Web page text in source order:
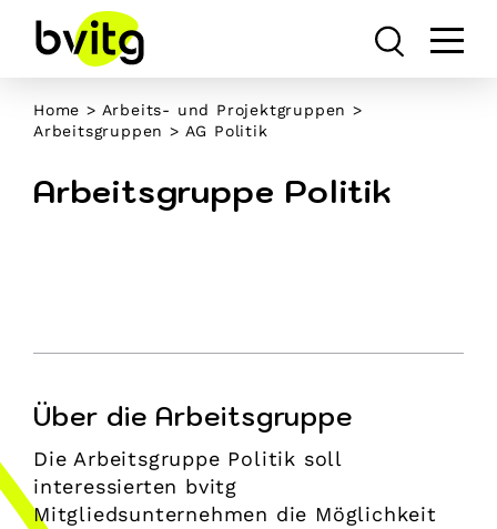
content
Home > Arbeits- und Projektgruppen >
Arbeitsgruppen > AG Politik
Arbeitsgruppe Politik
Über die Arbeitsgruppe
Die Arbeitsgruppe Politik soll
interessierten bvitg
Mitgliedsunternehmen die Möglichkeit